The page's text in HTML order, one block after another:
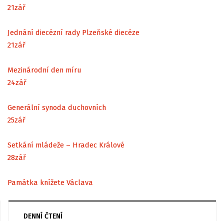
21zář
Jednání diecézní rady Plzeňské diecéze
21zář
Mezinárodní den míru
24zář
Generální synoda duchovních
25zář
Setkání mládeže – Hradec Králové
28zář
Památka knížete Václava
DENNÍ ČTENÍ